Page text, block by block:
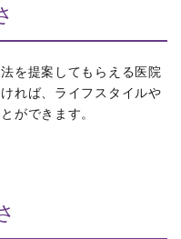
を提案してもらえる医院
れば、ライフスタイルや
ができます。